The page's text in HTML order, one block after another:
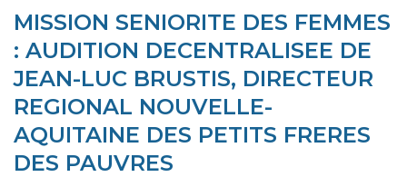
MISSION SENIORITE DES FEMMES
: AUDITION DECENTRALISEE DE
JEAN-LUC BRUSTIS, DIRECTEUR
REGIONAL NOUVELLE-
AQUITAINE DES PETITS FRERES
DES PAUVRES